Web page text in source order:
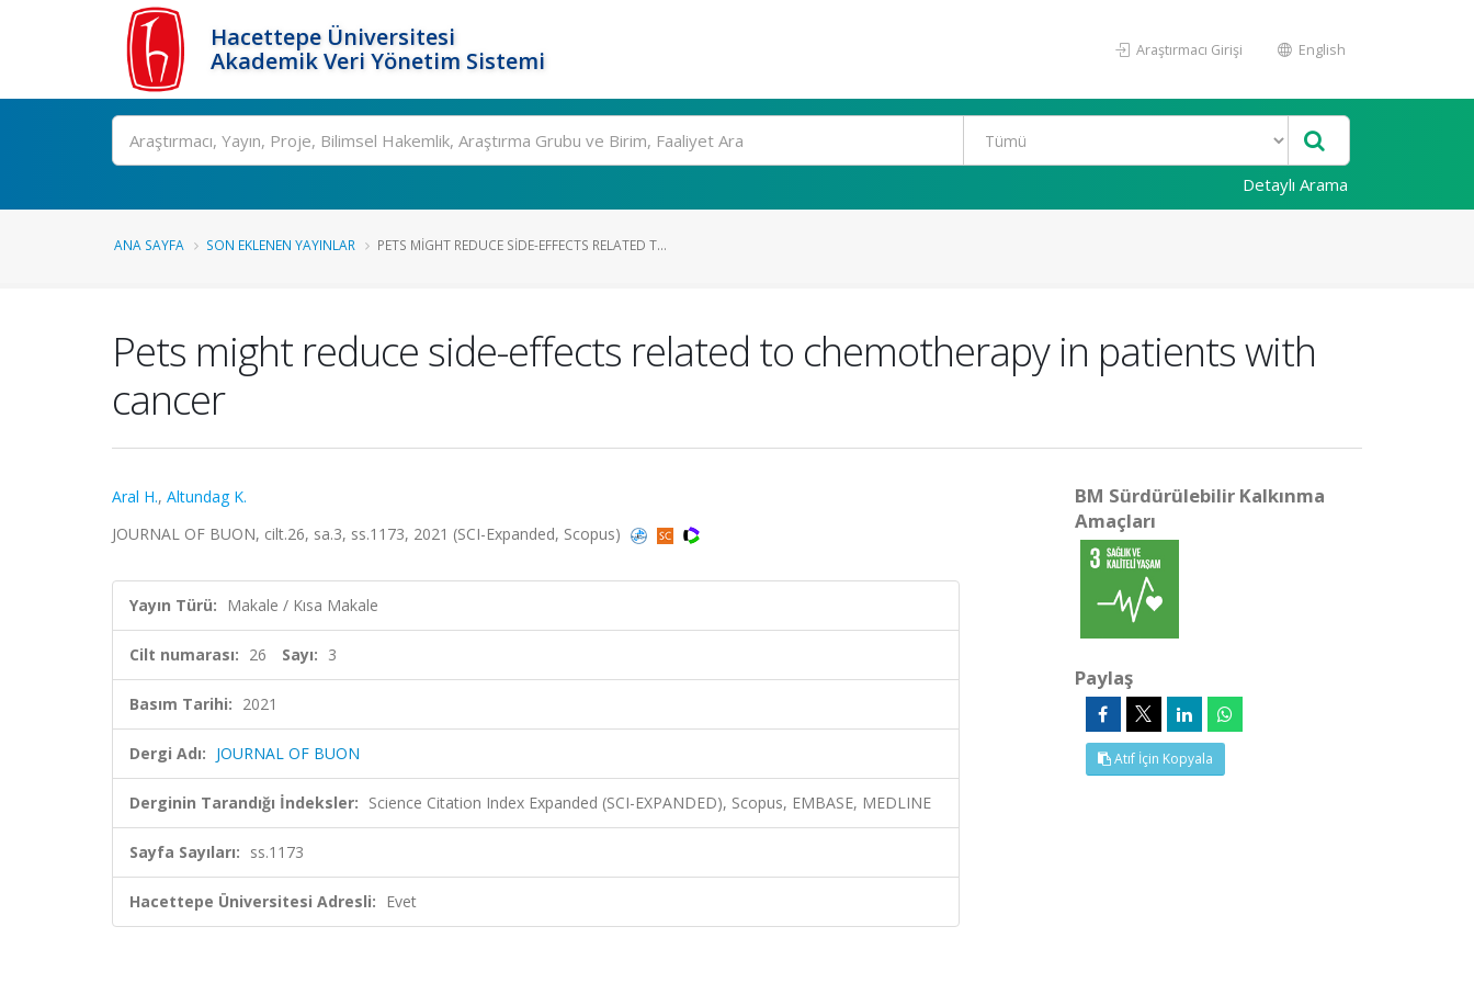
Hacettepe Üniversitesi
Akademik Veri Yönetim Sistemi
Araştırmacı Girişi English
Ara
Detaylı Arama
ANA SAYFA SON EKLENEN YAYINLAR PETS MIGHT REDUCE SIDE-EFFECTS RELATED T...
Pets might reduce side-effects related to chemotherapy in patients with
cancer
Aral H., Altundag K.
JOURNAL OF BUON, cilt.26, sa.3, ss.1173, 2021 (SCI-Expanded, Scopus)
Yayın Türü: Makale / Kısa Makale
Cilt numarası: 26 Sayı: 3
Basım Tarihi: 2021
Dergi Adı: JOURNAL OF BUON
Derginin Tarandığı İndeksler: Science Citation Index Expanded (SCI-EXPANDED), Scopus, EMBASE, MEDLINE
Sayfa Sayıları: ss.1173
Hacettepe Üniversitesi Adresli: Evet
BM Sürdürülebilir Kalkınma
Amaçları
Paylaş
Atıf İçin Kopyala